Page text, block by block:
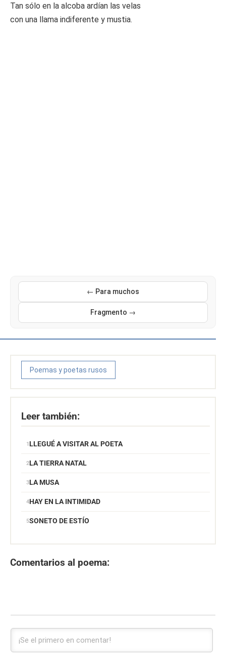
Tan sólo en la alcoba ardían las velas
con una llama indiferente y mustia.
← Para muchos
Fragmento →
Poemas y poetas rusos
Leer también:
LLEGUÉ A VISITAR AL POETA
LA TIERRA NATAL
LA MUSA
HAY EN LA INTIMIDAD
SONETO DE ESTÍO
Comentarios al poema: